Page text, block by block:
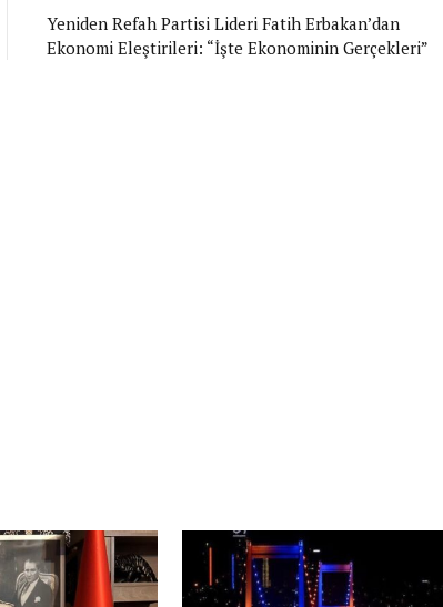
Yeniden Refah Partisi Lideri Fatih Erbakan’dan
Ekonomi Eleştirileri: “İşte Ekonominin Gerçekleri”